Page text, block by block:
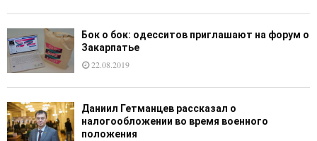
Бок о бок: одесситов приглашают на форум о
Закарпатье
22.08.2019
Даниил Гетманцев рассказал о
налогообложении во время военного
положения